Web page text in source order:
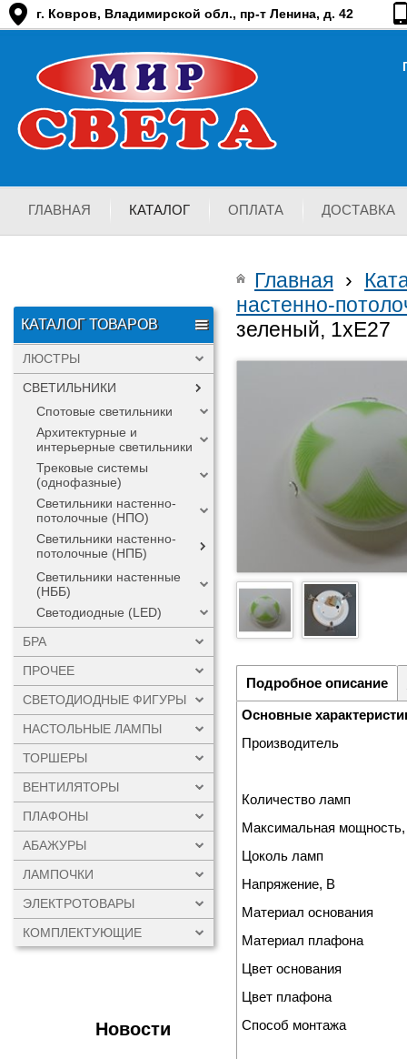
г. Ковров, Владимирской обл., пр-т Ленина, д. 42
ГЛАВНАЯ КАТАЛОГ ОПЛАТА ДОСТАВКА
КАТАЛОГ ТОВАРОВ
ЛЮСТРЫ
СВЕТИЛЬНИКИ
Спотовые светильники
Архитектурные и
интерьерные светильники
Трековые системы
(однофазные)
Светильники настенно-
потолочные (НПО)
Светильники настенно-
потолочные (НПБ)
Светильники настенные
(НББ)
Светодиодные (LED)
БРА
ПРОЧЕЕ
СВЕТОДИОДНЫЕ ФИГУРЫ
НАСТОЛЬНЫЕ ЛАМПЫ
ТОРШЕРЫ
ВЕНТИЛЯТОРЫ
ПЛАФОНЫ
АБАЖУРЫ
ЛАМПОЧКИ
ЭЛЕКТРОТОВАРЫ
КОМПЛЕКТУЮЩИЕ
Новости
Главная ›
настенно-
зеленый, 1хЕ27
Подробное описание
Основные
Производитель
Количество ламп
Максимальная
Цоколь ламп
Напряжение, В
Материал основания
Материал плафона
Цвет основания
Цвет плафона
Способ монтажа